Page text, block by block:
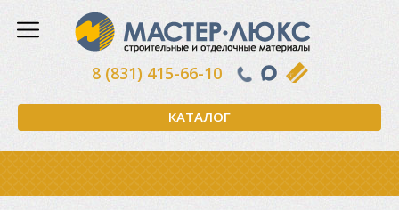
КАТАЛОГ
8 (831) 415-66-10